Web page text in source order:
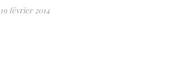
19 février 2014